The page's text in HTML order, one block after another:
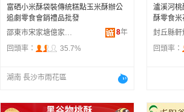
富硒小米酥袋裝傳統糕點玉米酥辦公
追劇零食會銷禮品批發
邵東市宋家塘億家人禮品電子商務商行
8年
回頭率：
35.7%
湖南 長沙市雨花區
瀘溪河桃
酥零食米
回頭率：